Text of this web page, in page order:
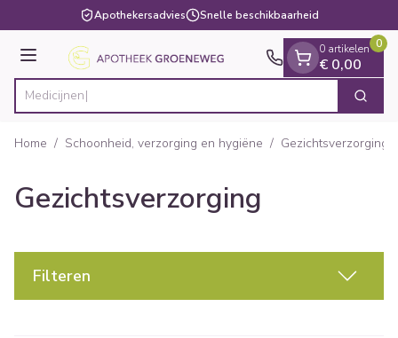
Ga naar de inhoudApothekersadvies Snelle beschikbaarheid
Menu
Product, merk, categorie... Zoek
0 artikelen
€ 0,00
0
Home / Schoonheid, verzorging en hygiëne / Gezichtsverzorging
Gezichtsverzorging
Filteren